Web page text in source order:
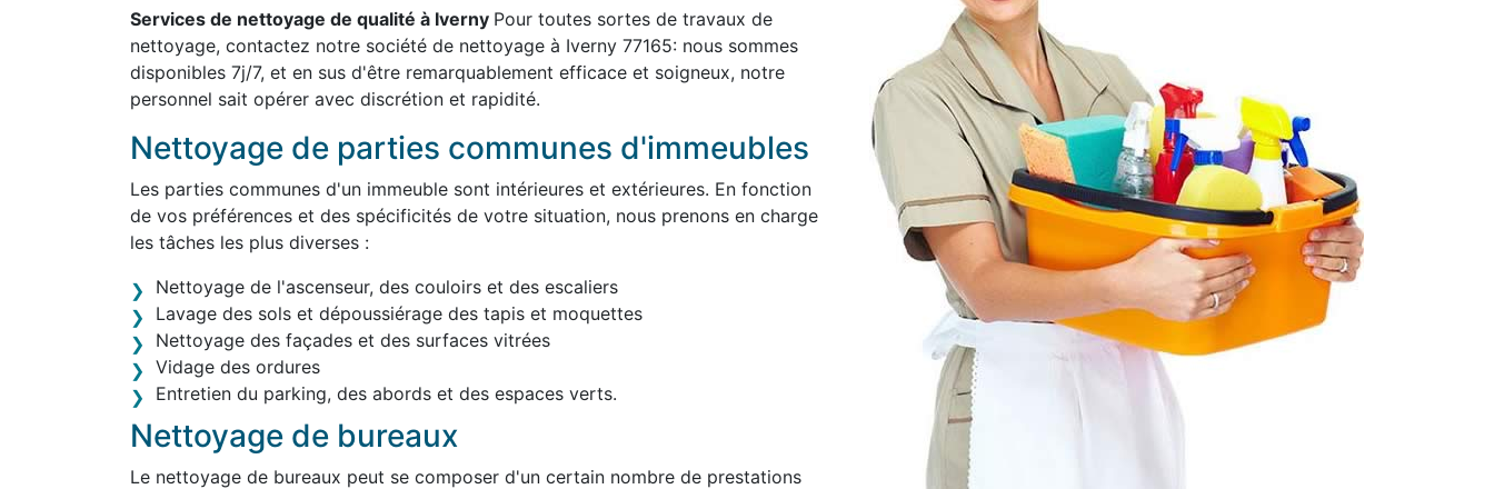
Services de nettoyage de qualité à Iverny Pour toutes sortes de travaux de
nettoyage, contactez notre société de nettoyage à Iverny 77165: nous sommes
disponibles 7j/7, et en sus d'être remarquablement efficace et soigneux, notre
personnel sait opérer avec discrétion et rapidité.
Nettoyage de parties communes d'immeubles
Les parties communes d'un immeuble sont intérieures et extérieures. En fonction
de vos préférences et des spécificités de votre situation, nous prenons en charge
les tâches les plus diverses :
Nettoyage de l'ascenseur, des couloirs et des escaliers
Lavage des sols et dépoussiérage des tapis et moquettes
Nettoyage des façades et des surfaces vitrées
Vidage des ordures
Entretien du parking, des abords et des espaces verts.
Nettoyage de bureaux
Le nettoyage de bureaux peut se composer d'un certain nombre de prestations